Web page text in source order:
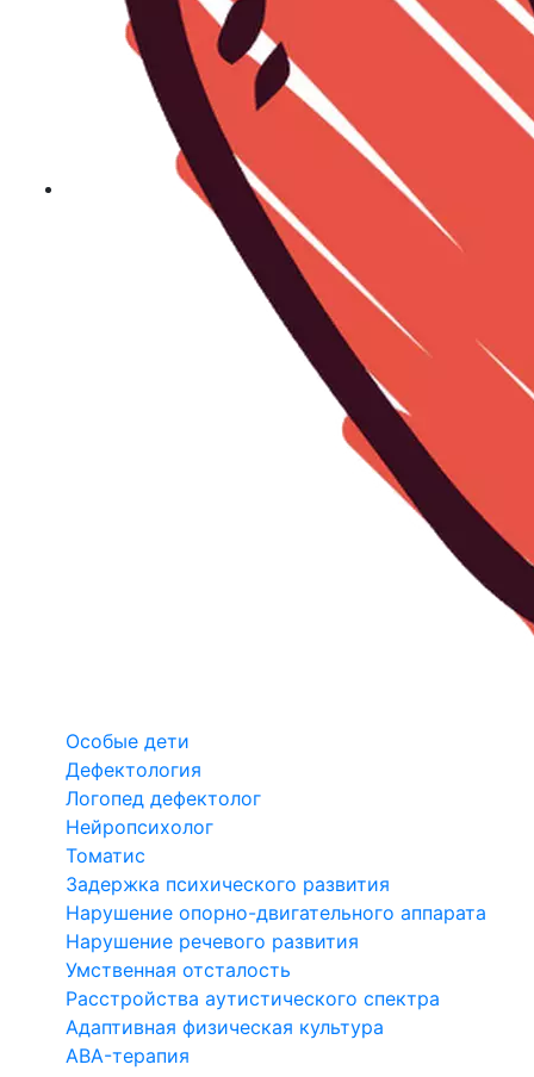
Особые дети
Дефектология
Логопед дефектолог
Нейропсихолог
Томатис
Задержка психического развития
Нарушение опорно-двигательного аппарата
Нарушение речевого развития
Умственная отсталость
Расстройства аутистического спектра
Адаптивная физическая культура
ABA-терапия